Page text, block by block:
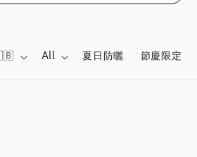
All 夏日防曬 節慶限定